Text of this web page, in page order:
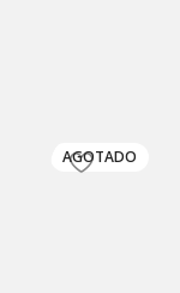
AGOTADO